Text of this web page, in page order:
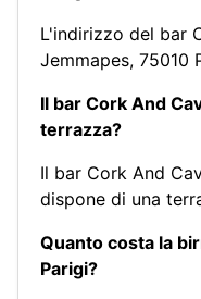
L'indirizzo del bar
Jemmapes, 75010
Il bar Cork And
terrazza?
Il bar Cork And
dispone di una
Quanto costa la
Parigi?